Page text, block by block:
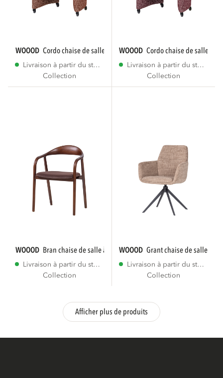
WOOOD cordo chaise de salle à manger...
Livraison à partir du stock
Collection
WOOOD cordo chaise de salle à
Livraison à partir du stock
Collection
WOOOD bran chaise de salle à manger bois...
Livraison à partir du stock
Collection
WOOOD grant chaise de salle à
Livraison à partir du stock
Collection
Afficher plus de produits